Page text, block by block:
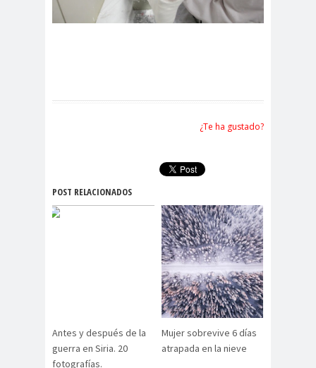
¿Te ha gustado?
POST RELACIONADOS
Antes y después de la
guerra en Siria. 20
fotografías.
Mujer sobrevive 6 días
atrapada en la nieve